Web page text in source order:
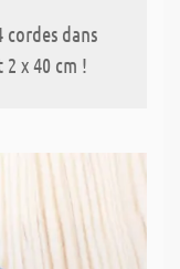
cordes dans
x 40 cm !